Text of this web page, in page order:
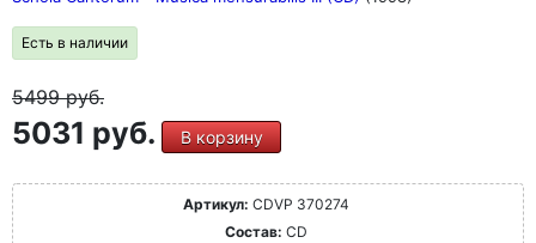
Есть в наличии
5499руб.
5031 руб. В корзину
Артикул: CDVP 370274
Состав: CD